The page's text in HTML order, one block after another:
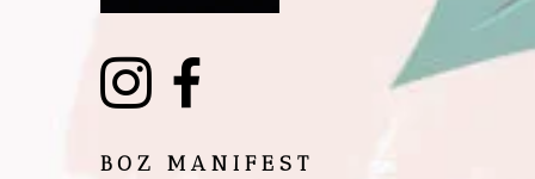
BOZ MANIFEST